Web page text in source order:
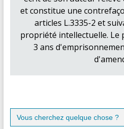
et constitue une
articles L.3335-2 et
propriété intellectuelle. Le
3 ans
Search
for: